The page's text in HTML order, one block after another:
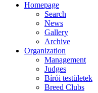
Homepage
Search
News
Gallery
Archive
Organization
Management
Judges
Bírói testületek
Breed Clubs